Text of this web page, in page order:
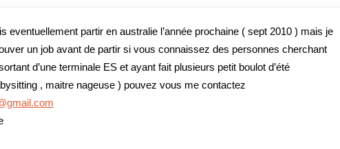
eventuellement partir en australie l’année prochaine ( sept 2010 ) mais je
un job avant de partir si vous connaissez des personnes cherchant
d’une terminale ES et ayant fait plusieurs petit boulot d’été
, maitre nageuse ) pouvez vous me contactez